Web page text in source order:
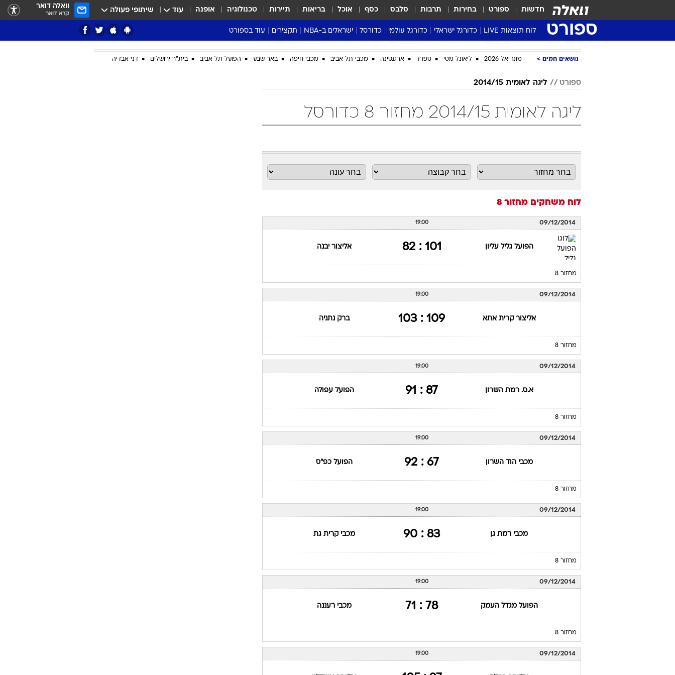
חדשות ספורט בחירות תרבות סלבס כסף אוכל בריאות תיירות טכנולוגיה אופנה עוד שיתופי פעולה וואלה דואר
קרא דואר
ספורט לוח תוצאות LIVE כדורגל ישראלי
ליגת העל Winner
גביע המדינה
שגרירים
נבחרות ישראל
ליגה א'
כדורגל עולמי
ליגה אנגלית
ליגה צרפתית
ליגת האלופות
דרום אמריקה
כדורסל
ליגת העל
נבחרות ישראל בכדורסל
כדורסל נשים
ישראלים ב-NBA
דני אבדיה
תקצירים עוד בספורט
מונדיאל 2026
NBA
אבא של שבת
סערה בממלכה
ענפים נוספים
כתבו לנו
נושאים חמים מונדיאל 2026 ליאונל מסי ספרד ארגנטינה מכבי תל אביב מכבי חיפה באר שבע הפועל תל אביב בית"ר ירושלים דני אבדיה
ספורט ליגה לאומית 2014/15
ליגה לאומית 2014/15 מחזור 8 כדורסל
לוח משחקים מחזור 8
09/12/2014
19:00
הפועל גליל עליון 101 : 82 אליצור יבנה
מחזור 8
09/12/2014
19:00
אליצור קרית אתא 109 : 103 ברק נתניה
מחזור 8
09/12/2014
19:00
א.ס. רמת השרון 87 : 91 הפועל עפולה
מחזור 8
09/12/2014
19:00
מכבי הוד השרון 67 : 92 הפועל כפ"ס
מחזור 8
09/12/2014
19:00
מכבי רמת גן 83 : 90 מכבי קרית גת
מחזור 8
09/12/2014
19:00
הפועל מגדל העמק 78 : 71 מכבי רעננה
מחזור 8
09/12/2014
19:00